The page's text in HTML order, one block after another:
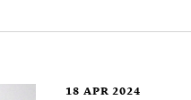
18 APR 2024